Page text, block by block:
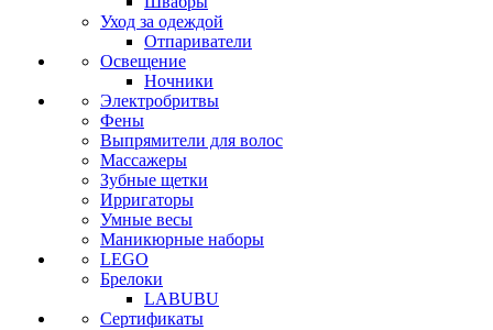
Уход за одеждой
Отпариватели
Освещение
Ночники
Электробритвы
Фены
Выпрямители для волос
Массажеры
Зубные щетки
Ирригаторы
Умные весы
Маникюрные наборы
LEGO
Брелоки
LABUBU
Сертификаты